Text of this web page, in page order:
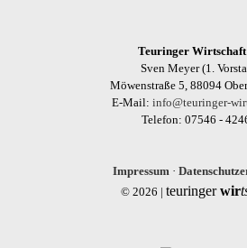
Teuringer Wirtschaft
Sven Meyer (1.
Möwenstraße 5, 88094
E-Mail: info@teuringer-
Telefon: 07546 -
Impressum ·
© 2026 | teuringerwir